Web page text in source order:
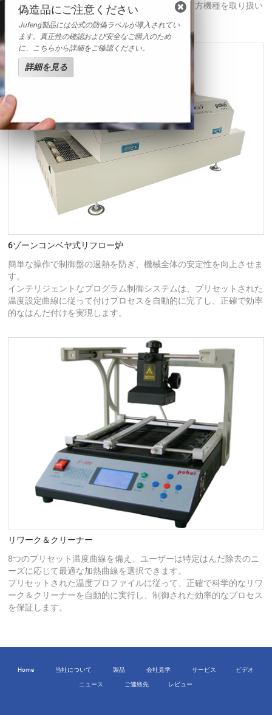
基板はんだに対応し、リード式と鉛フリー式の両方機種を取り扱い
ます。
6ゾーンコンベヤ式リフロー炉
簡単な操作で制御盤の過熱を防ぎ、機械全体の安定性を向上させま
す。
インテリジェントなプログラム制御システムは、プリセットされた
温度設定曲線に従って付けプロセスを自動的に完了し、正確で効率
的なはんだ付けを実現します。
リワーク＆クリーナー
8つのプリセット温度曲線を備え、ユーザーは特定はんだ除去のニ
ーズに応じて最適な加熱曲線を選択できます。
プリセットされた温度プロファイルに従って、正確で科学的なリワ
ーク＆クリーナーを自動的に実行し、制御された効率的なプロセス
を保証します。
Home 当社について 製品 会社見学 サービス ビデオ
ニュース ご連絡先 レビュー
偽造品にご注意ください
Jufeng製品には公式の防偽ラベルが導入されてい
ます。真正性の確認および安全なご購入のため
に、こちらから詳細をご確認ください。
詳細を見る